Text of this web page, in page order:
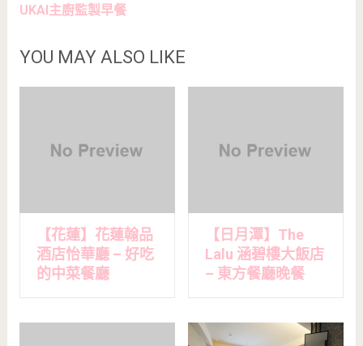
UKAI主廚監製早餐
YOU MAY ALSO LIKE
【花蓮】花蓮翰品
酒店怡華廳 – 好吃
的中菜餐廳
【日月潭】The
Lalu 涵碧樓大飯店
– 東方餐廳晚餐